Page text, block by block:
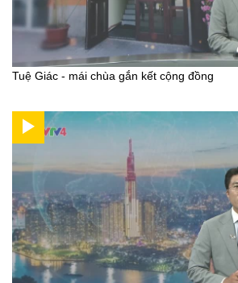
Tuệ Giác - mái chùa gắn kết cộng đồng